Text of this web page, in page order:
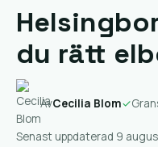
du rätt
AvCecilia Blom✓
Senast uppdaterad 9